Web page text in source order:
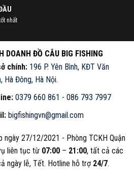
nhất
DOANH ĐỒ CÂU BIG FISHING
chính: 196 P. Yên Bình, KĐT Văn
Hà Đông, Hà Nội.
0379 660 861 - 086 793 7997
bigfishingvn@gmail.com
ngày 27/12/2021 - Phòng TCKH Quận
liên tục từ 07:00 – 21:00, tất cả các
ngày lễ, Tết. Hotline hỗ trợ 24/7.